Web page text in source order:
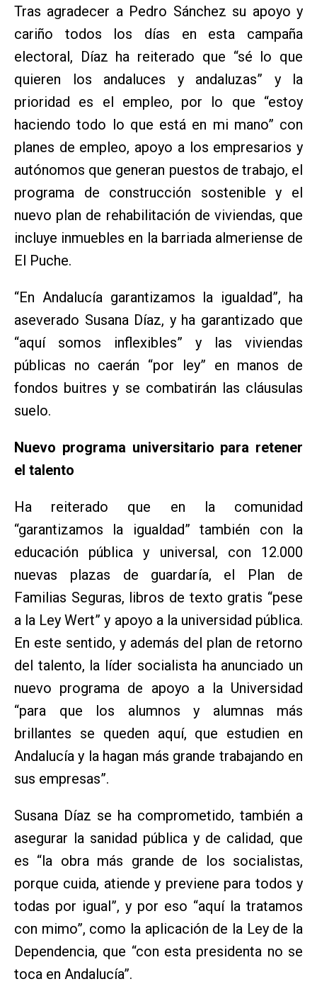
Tras agradecer a Pedro Sánchez su apoyo y
cariño todos los días en esta campaña
electoral, Díaz ha reiterado que “sé lo que
quieren los andaluces y andaluzas” y la
prioridad es el empleo, por lo que “estoy
haciendo todo lo que está en mi mano” con
planes de empleo, apoyo a los empresarios y
autónomos que generan puestos de trabajo, el
programa de construcción sostenible y el
nuevo plan de rehabilitación de viviendas, que
incluye inmuebles en la barriada almeriense de
El Puche.
“En Andalucía garantizamos la igualdad”, ha
aseverado Susana Díaz, y ha garantizado que
“aquí somos inflexibles” y las viviendas
públicas no caerán “por ley” en manos de
fondos buitres y se combatirán las cláusulas
suelo.
Nuevo programa universitario para retener
el talento
Ha reiterado que en la comunidad
“garantizamos la igualdad” también con la
educación pública y universal, con 12.000
nuevas plazas de guardaría, el Plan de
Familias Seguras, libros de texto gratis “pese
a la Ley Wert” y apoyo a la universidad pública.
En este sentido, y además del plan de retorno
del talento, la líder socialista ha anunciado un
nuevo programa de apoyo a la Universidad
“para que los alumnos y alumnas más
brillantes se queden aquí, que estudien en
Andalucía y la hagan más grande trabajando en
sus empresas”.
Susana Díaz se ha comprometido, también a
asegurar la sanidad pública y de calidad, que
es “la obra más grande de los socialistas,
porque cuida, atiende y previene para todos y
todas por igual”, y por eso “aquí la tratamos
con mimo”, como la aplicación de la Ley de la
Dependencia, que “con esta presidenta no se
toca en Andalucía”.